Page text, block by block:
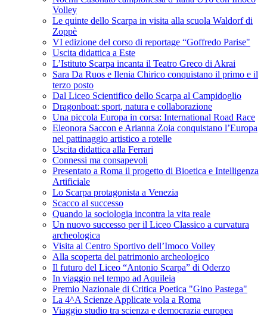
Volley
Le quinte dello Scarpa in visita alla scuola Waldorf di
Zoppè
VI edizione del corso di reportage “Goffredo Parise"
Uscita didattica a Este
L’Istituto Scarpa incanta il Teatro Greco di Akrai
Sara Da Ruos e Ilenia Chirico conquistano il primo e il
terzo posto
Dal Liceo Scientifico dello Scarpa al Campidoglio
Dragonboat: sport, natura e collaborazione
Una piccola Europa in corsa: International Road Race
Eleonora Saccon e Arianna Zoia conquistano l’Europa
nel pattinaggio artistico a rotelle
Uscita didattica alla Ferrari
Connessi ma consapevoli
Presentato a Roma il progetto di Bioetica e Intelligenza
Artificiale
Lo Scarpa protagonista a Venezia
Scacco al successo
Quando la sociologia incontra la vita reale
Un nuovo successo per il Liceo Classico a curvatura
archeologica
Visita al Centro Sportivo dell’Imoco Volley
Alla scoperta del patrimonio archeologico
Il futuro del Liceo “Antonio Scarpa” di Oderzo
In viaggio nel tempo ad Aquileia
Premio Nazionale di Critica Poetica "Gino Pastega"
La 4^A Scienze Applicate vola a Roma
Viaggio studio tra scienza e democrazia europea